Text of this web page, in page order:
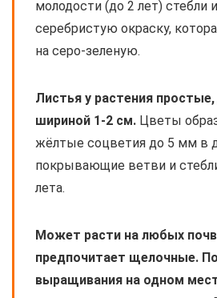
молодости (до 2 лет) стебли
серебристую окраску,
на серо-зеленую.
Листья у растения
шириной 1-2 см. Цветы
жёлтые соцветия до 5 мм в
покрывающие ветви и
лета.
Может расти на любых
предпочитает щелочные.
выращивания на одном